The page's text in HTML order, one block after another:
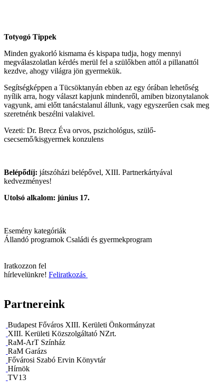
Totyogó Tippek
Minden gyakorló kismama és kispapa tudja, hogy mennyi
megválaszolatlan kérdés merül fel a szülőkben attól a pillanattól
kezdve, ahogy világra jön gyermekük.
Segítségképpen a Tücsöktanyán ebben az egy órában lehetőség
nyílik arra, hogy választ kapjunk mindenről, amiben bizonytalanok
vagyunk, ami előtt tanácstalanul állunk, vagy egyszerűen csak meg
szeretnénk beszélni valakivel.
Vezeti: Dr. Brecz Éva orvos, pszichológus, szülő-
csecsemő/kisgyermek konzulens
Belépődíj: játszóházi belépővel, XIII. Partnerkártyával
kedvezményes!
Utolsó alkalom: június 17.
Esemény kategóriák
Állandó programok Családi és gyermekprogram
Iratkozzon fel
hírlevelünkre! Feliratkozás
Partnereink
Budapest Főváros XIII. Kerületi Önkormányzat
XIII. Kerületi Közszolgáltató NZrt.
RaM-ArT Színház
RaM Garázs
Fővárosi Szabó Ervin Könyvtár
Hírnök
TV13